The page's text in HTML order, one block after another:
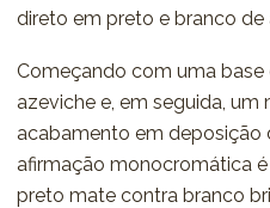
direto em preto e branco
Começando com uma base
azeviche e, em seguida,
acabamento em deposição
afirmação monocromática
preto mate contra branco